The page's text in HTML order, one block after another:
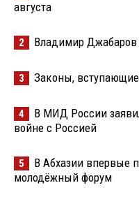
августа
2 Владимир
3 Законы, вступающие
4
В МИД России
войне с Россией
5
В Абхазии впервые
молодёжный форум